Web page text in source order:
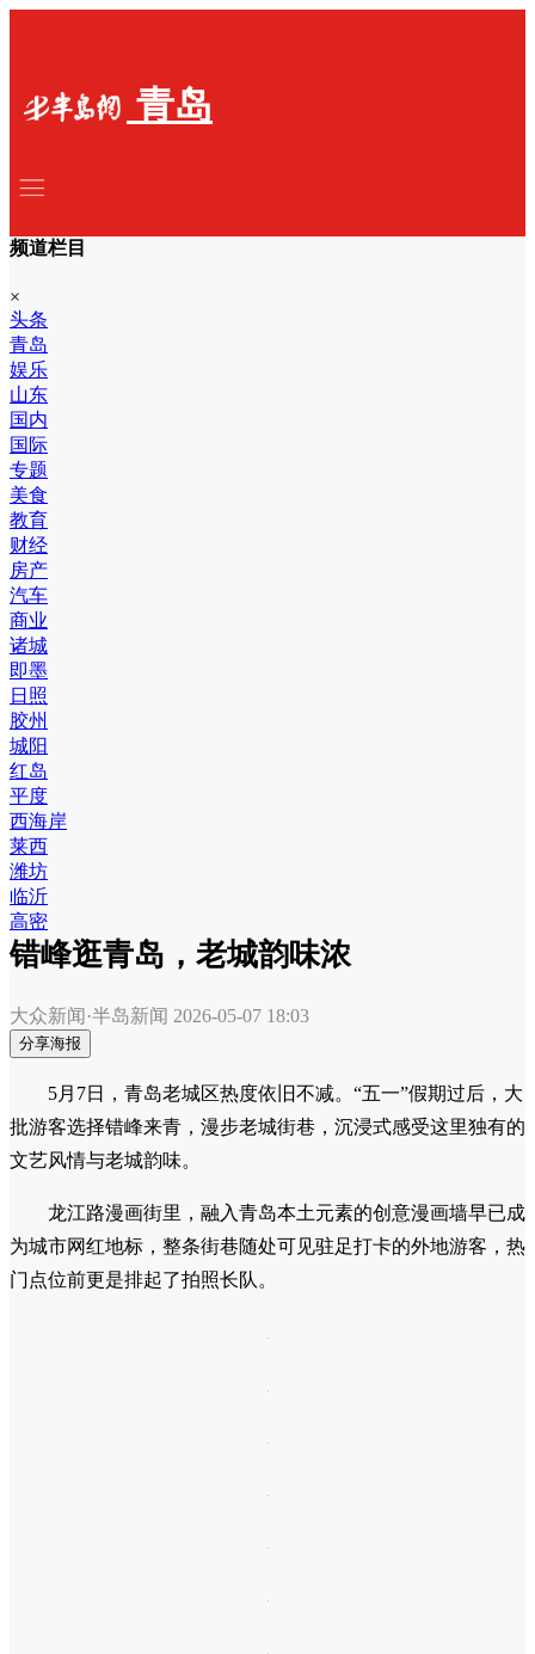
青岛
频道栏目
×
头条
青岛
娱乐
山东
国内
国际
专题
美食
教育
财经
房产
汽车
商业
诸城
即墨
日照
胶州
城阳
红岛
平度
西海岸
莱西
潍坊
临沂
高密
错峰逛青岛，老城韵味浓
大众新闻·半岛新闻 2026-05-07 18:03
分享海报
5月7日，青岛老城区热度依旧不减。“五一”假期过后，大
批游客选择错峰来青，漫步老城街巷，沉浸式感受这里独有的
文艺风情与老城韵味。
龙江路漫画街里，融入青岛本土元素的创意漫画墙早已成
为城市网红地标，整条街巷随处可见驻足打卡的外地游客，热
门点位前更是排起了拍照长队。